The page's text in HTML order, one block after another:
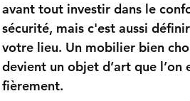
avant tout investir dans le
sécurité, mais c'est aussi
votre lieu. Un mobilier bien
devient un objet d’art que l’on
fièrement.